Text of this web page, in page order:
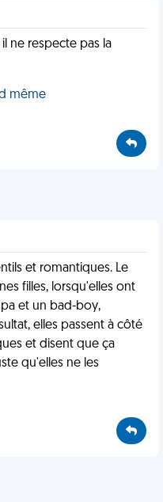
ne respecte pas la
même
et romantiques. Le
filles, lorsqu'elles ont
et un bad-boy,
elles passent à côté
et disent que ça
qu'elles ne les